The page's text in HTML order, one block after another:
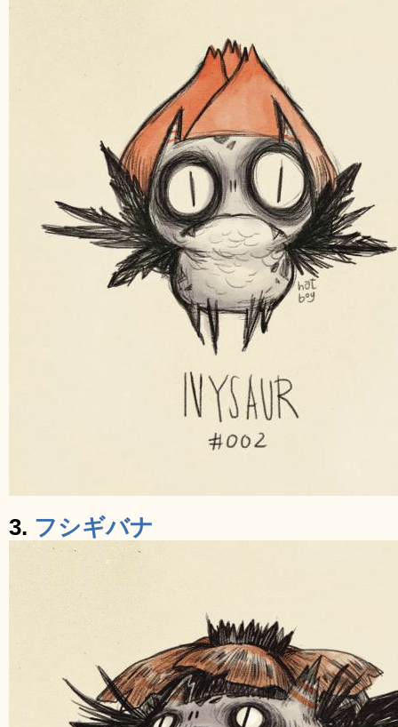
3. フシギバナ